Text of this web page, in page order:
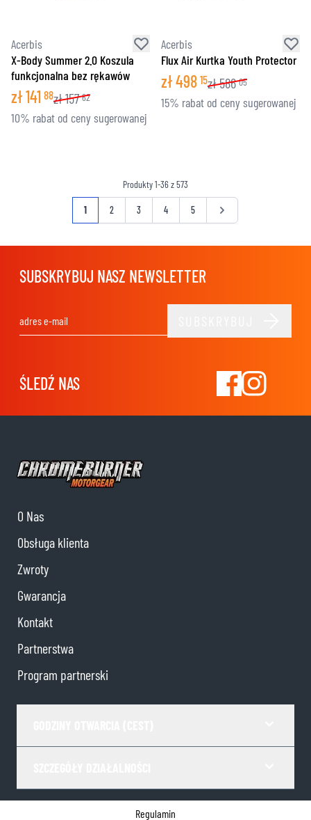
Acerbis
X-Body Summer 2.0 Koszula
funkcjonalna bez rękawów
zł141 88zł157 62
10% rabat od ceny sugerowanej
Acerbis
Flux Air Kurtka Youth Protector
zł498 15zł586 05
15% rabat od ceny sugerowanej
Produkty1-36z573
Strona
Aktualnie czytasz stronę
1 Strona
2 Strona
3 Strona
4 Strona
5 Strona
SUBSKRYBUJ NASZ NEWSLETTER
ŚLEDŹ NAS
O Nas
Obsługa klienta
Zwroty
Gwarancja
Kontakt
Partnerstwa
Program partnerski
Regulamin